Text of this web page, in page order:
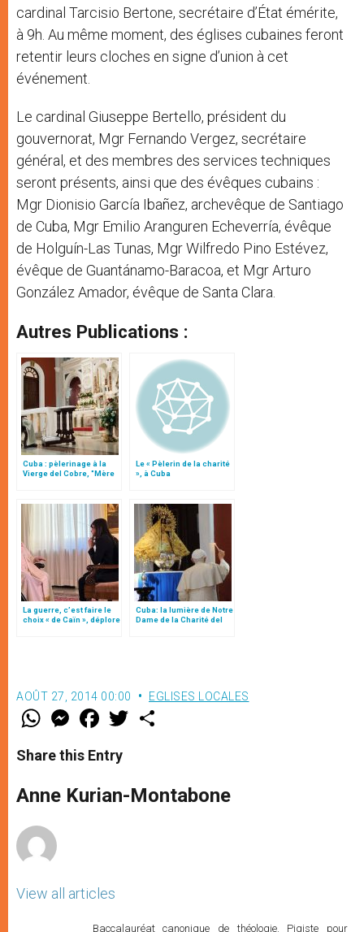
cardinal Tarcisio Bertone, secrétaire d’État émérite,
à 9h. Au même moment, des églises cubaines feront
retentir leurs cloches en signe d’union à cet
événement.
Le cardinal Giuseppe Bertello, président du
gouvernorat, Mgr Fernando Vergez, secrétaire
général, et des membres des services techniques
seront présents, ainsi que des évêques cubains :
Mgr Dionisio García Ibañez, archevêque de Santiago
de Cuba, Mgr Emilio Aranguren Echeverría, évêque
de Holguín-Las Tunas, Mgr Wilfredo Pino Estévez,
évêque de Guantánamo-Baracoa, et Mgr Arturo
González Amador, évêque de Santa Clara.
Autres Publications :
Cuba : pèlerinage à la
Vierge del Cobre, "Mère
Le « Pèlerin de la charité
», à Cuba
La guerre, c’est faire le
choix « de Caïn », déplore
Cuba: la lumière de Notre
Dame de la Charité del
AOÛT 27, 2014 00:00 EGLISES LOCALES
W
t
s
p
p
M
e
s
e
g
e
F
a
e
b
o
k
w
r
Share this Entry
Anne Kurian-Montabone
View all articles
Baccalauréat canonique de théologie. Pigiste pour